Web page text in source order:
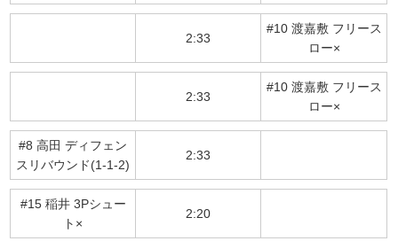
2:33
#10 渡嘉敷 フリース
ロー×
2:33
#10 渡嘉敷 フリース
ロー×
#8 高田 ディフェン
スリバウンド(1-1-2)
2:33
#15 稲井 3Pシュー
ト×
2:20